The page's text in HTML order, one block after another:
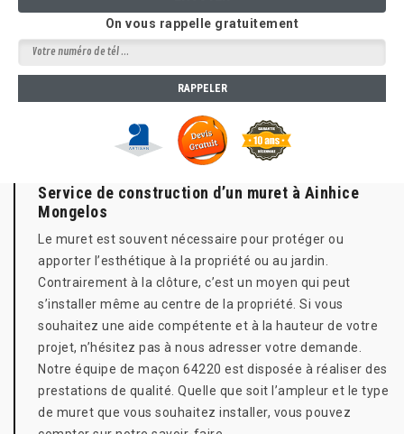
On vous rappelle gratuitement
Service de construction d’un muret à Ainhice
Mongelos
Le muret est souvent nécessaire pour protéger ou
apporter l’esthétique à la propriété ou au jardin.
Contrairement à la clôture, c’est un moyen qui peut
s’installer même au centre de la propriété. Si vous
souhaitez une aide compétente et à la hauteur de votre
projet, n’hésitez pas à nous adresser votre demande.
Notre équipe de maçon 64220 est disposée à réaliser des
prestations de qualité. Quelle que soit l’ampleur et le type
de muret que vous souhaitez installer, vous pouvez